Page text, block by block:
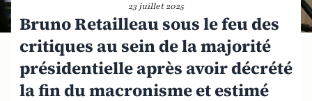
23 juillet 2025
Bruno Retailleau sous le feu des
critiques au sein de la majorité
présidentielle après avoir décrété
la fin du macronisme et estimé